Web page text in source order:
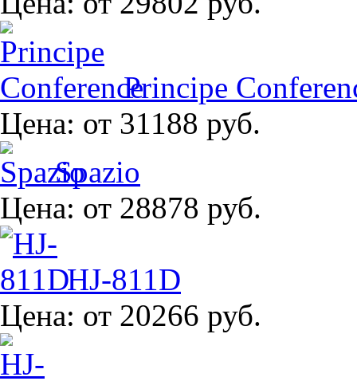
Principe
Цена: от 31188 руб.
Spazio
Цена: от 28878 руб.
HJ-811D
Цена: от 20266 руб.